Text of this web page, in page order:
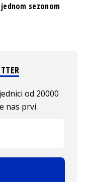
sezonom
od 20000
nas prvi